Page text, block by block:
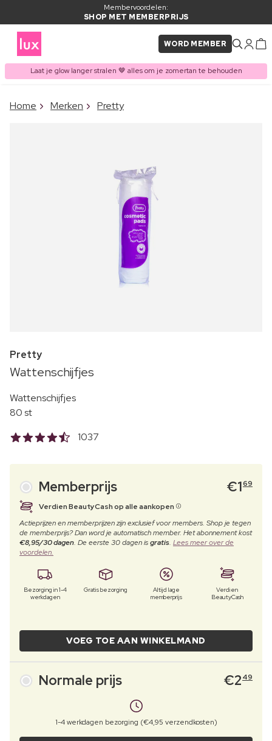
Membervoordelen:
SHOP MET MEMBERPRIJS
WORD MEMBER
Laat je glow langer stralen 🤎 alles om je zomertan te behouden
ITEM TOEGEVOEGD AAN
Vaak samen gekocht met
Home Merken Pretty
Pretty
Wattenschijfjes
Wattenschijfjes
80 st
1037
Memberprijs €169
Verdien BeautyCash op alle aankopen
Actieprijzen en memberprijzen zijn exclusief voor members. Shop je tegen
de memberprijs? Dan word je automatisch member. Het abonnement kost
€8,95/30 dagen. De eerste 30 dagen isgratis. Lees meer over de
voordelen.
Bezorging in 1-4
werkdagen
Gratis bezorging
Altijd lage
memberprijs
Verdien
BeautyCash
VOEG TOE AAN WINKELMAND
Normale prijs €2 49
1-4 werkdagen bezorging (€4,95 verzendkosten)